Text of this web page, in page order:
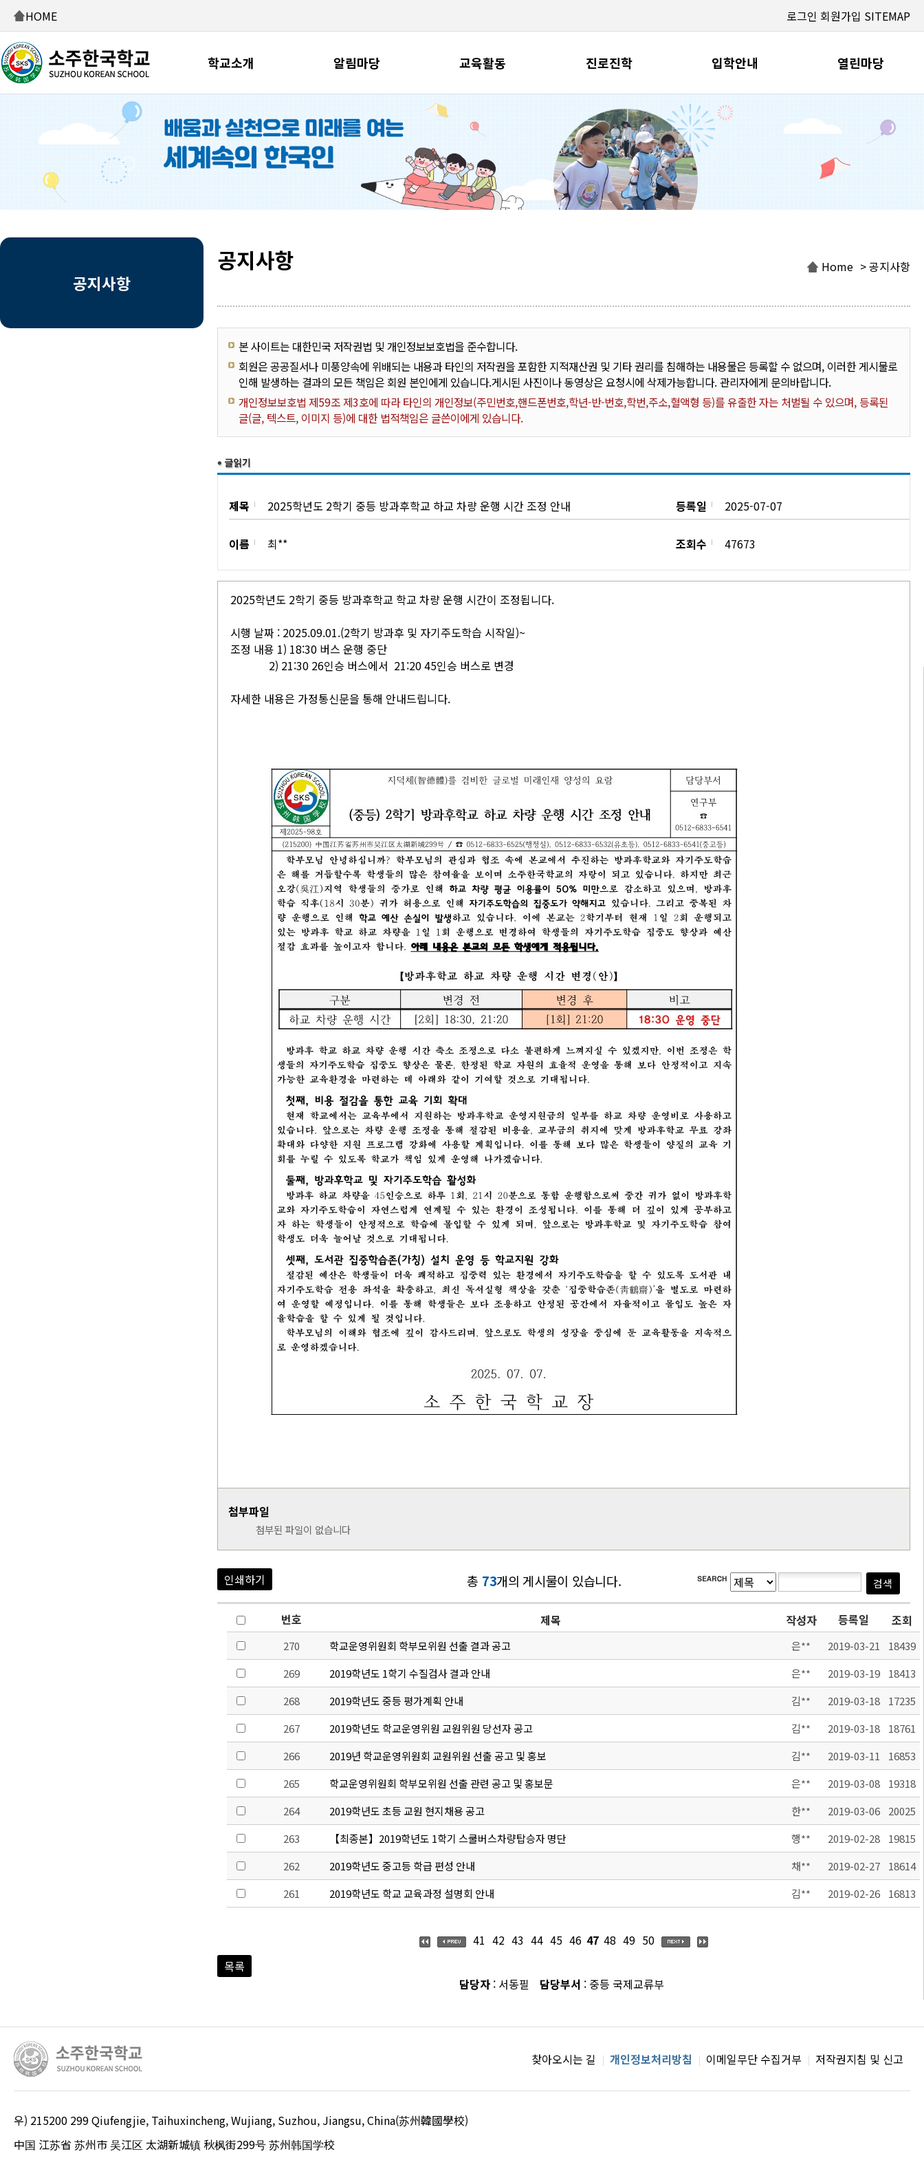
HOME 로그인 회원가입 SITEMAP
학교소개 알림마당 교육활동 진로진학 입학안내 열린마당
공지사항
공지사항 Home > 공지사항
본 사이트는 대한민국 저작권법 및 개인정보보호법을 준수합니다.
회원은 공공질서나 미풍양속에 위배되는 내용과 타인의 저작권을 포함한 지적재산권 및 기타 권리를 침해하는 내용물은 등록할 수 없으며, 이러한 게시물로
인해 발생하는 결과의 모든 책임은 회원 본인에게 있습니다.게시된 사진이나 동영상은 요청시에 삭제가능합니다. 관리자에게 문의바랍니다.
개인정보보호법 제59조 제3호에 따라 타인의 개인정보(주민번호,핸드폰번호,학년-반-번호,학번,주소,혈액형 등)를 유출한 자는 처벌될 수 있으며, 등록된
글(글, 텍스트, 이미지 등)에 대한 법적책임은 글쓴이에게 있습니다.
제목 2025학년도 2학기 중등 방과후학교 하교 차량 운행 시간 조정 안내 등록일 2025-07-07
이름 최** 조회수 47673
2025학년도 2학기 중등 방과후학교 학교 차량 운행 시간이 조정됩니다.
시행 날짜 : 2025.09.01.(2학기 방과후 및 자기주도학습 시작일)~
조정 내용 1) 18:30 버스 운행 중단
2) 21:30 26인승 버스에서 21:20 45인승 버스로 변경
자세한 내용은 가정통신문을 통해 안내드립니다.
첨부파일
첨부된 파일이 없습니다
인쇄하기 총 73개의 게시물이 있습니다.
번호 제목 작성자 등록일 조회
270 학교운영위원회 학부모위원 선출 결과 공고 은** 2019-03-21
18439
269
2019학년도 1학기 수질검사 결과 안내 은** 2019-03-19
18413
268
2019학년도 중등 평가계획 안내 김** 2019-03-18
17235
267
2019학년도 학교운영위원 교원위원 당선자 공고 김** 2019-03-18
18761
266
2019년 학교운영위원회 교원위원 선출 공고 및 홍보 김** 2019-03-11
16853
265
학교운영위원회 학부모위원 선출 관련 공고 및 홍보문 은** 2019-03-08
19318
264
2019학년도 초등 교원 현지채용 공고 한** 2019-03-06
20025
263
【최종본】2019학년도 1학기 스쿨버스차량탑승자 명단 행** 2019-02-28
19815
262
2019학년도 중고등 학급 편성 안내 채** 2019-02-27
18614
261
2019학년도 학교 교육과정 설명회 안내 김** 2019-02-26 16813
41 42 43 44 45 46 47 48 49 50
목록
담당자 : 서동필 담당부서 : 중등 국제교류부
찾아오시는 길 개인정보처리방침 이메일무단 수집거부 저작권지침 및 신고
우) 215200 299 Qiufengjie, Taihuxincheng, Wujiang, Suzhou, Jiangsu, China(苏州韓國學校)
中国 江苏省 苏州市 吴江区 太湖新城镇 秋枫街299号 苏州韩国学校